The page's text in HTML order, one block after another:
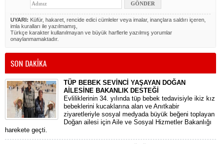
UYARI: Küfür, hakaret, rencide edici cümleler veya imalar, inançlara saldırı içeren,
imla kuralları ile yazılmamış,
Türkçe karakter kullanılmayan ve büyük harflerle yazılmış yorumlar
onaylanmamaktadır.
SON DAKİKA
TÜP BEBEK SEVİNCİ YAŞAYAN DOĞAN
AİLESİNE BAKANLIK DESTEĞİ
​Evliliklerinin 34. yılında tüp bebek tedavisiyle ikiz kız
bebeklerini kucaklarına alan ve Anıtkabir
ziyaretleriyle sosyal medyada büyük beğeni toplayan
Doğan ailesi için Aile ve Sosyal Hizmetler Bakanlığı
harekete geçti.